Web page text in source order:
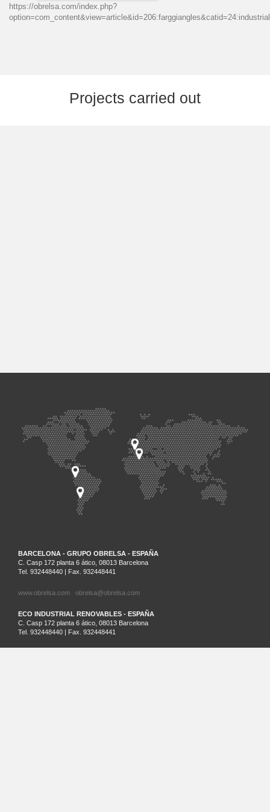
https://obrelsa.com/index.php?
Projects carried out
BARCELONA - GRUPO OBRELSA - ESPAÑA
C. Casp 172 planta 6 ático, 08013 Barcelona
Tel. 932448440 | Fax. 932448441
www.obrelsa.com obrelsa@obrelsa.com
ECO INDUSTRIAL RENOVABLES - ESPAÑA
C. Casp 172 planta 6 ático, 08013 Barcelona
Tel. 932448440 | Fax. 932448441